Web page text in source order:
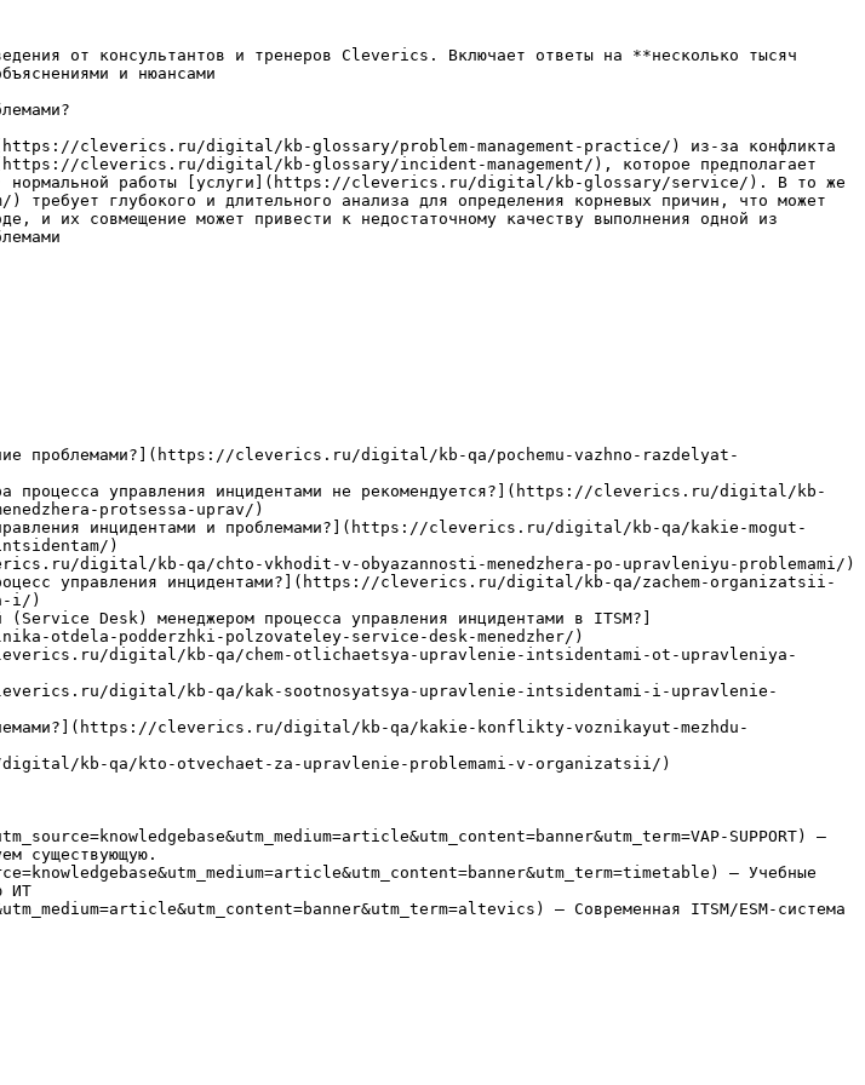
от консультантов и тренеров Cleverics. Включает ответы на **несколько тысяч
и нюансами
cleverics.ru/digital/kb-glossary/problem-management-practice/) из-за конфликта
cleverics.ru/digital/kb-glossary/incident-management/), которое предполагает
работы [услуги](https://cleverics.ru/digital/kb-glossary/service/). В то же
глубокого и длительного анализа для определения корневых причин, что может
и их совмещение может привести к недостаточному качеству выполнения одной из
проблемами?](https://cleverics.ru/digital/kb-qa/pochemu-vazhno-razdelyat-
процесса управления инцидентами не рекомендуется?](https://cleverics.ru/digital/kb-
protsessa-uprav/)
инцидентами и проблемами?](https://cleverics.ru/digital/kb-qa/kakie-mogut-
)
digital/kb-qa/chto-vkhodit-v-obyazannosti-menedzhera-po-upravleniyu-problemami/)
процесс управления инцидентами?](https://cleverics.ru/digital/kb-qa/zachem-organizatsii-
i/)
Desk) менеджером процесса управления инцидентами в ITSM?]
otdela-podderzhki-polzovateley-service-desk-menedzher/)
cleverics.ru/digital/kb-qa/chem-otlichaetsya-upravlenie-intsidentami-ot-upravleniya-
cleverics.ru/digital/kb-qa/kak-sootnosyatsya-upravlenie-intsidentami-i-upravlenie-
cleverics.ru/digital/kb-qa/kakie-konflikty-voznikayut-mezhdu-
digital/kb-qa/kto-otvechaet-za-upravlenie-problemami-v-organizatsii/)
SUPPORT) —
существующую.
— Учебные
ИТ
— Современная ITSM/ESM-система